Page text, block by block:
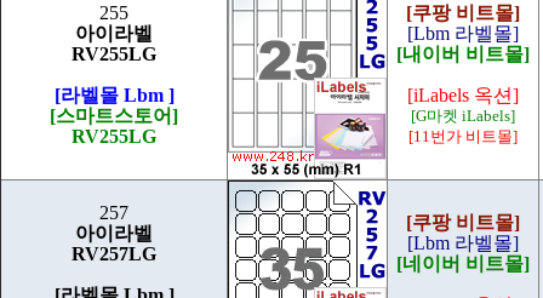
255
아이라벨
RV255LG
[라벨몰 Lbm ]
[스마트스토어]
RV255LG
[쿠팡 비트몰]
[Lbm 라벨몰]
[내이버 비트몰]
[iLabels 옥션]
[G마켓 iLabels]
[11번가 비트몰]
257
아이라벨
RV257LG
[쿠팡 비트몰]
[Lbm 라벨몰]
[네이버 비트몰]